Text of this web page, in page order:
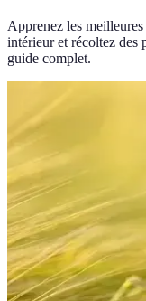
Apprenez les
intérieur et récoltez des
guide complet.